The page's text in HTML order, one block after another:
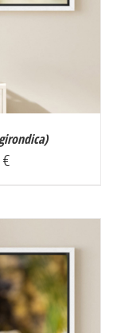
)
€Plage
à
130,00 €